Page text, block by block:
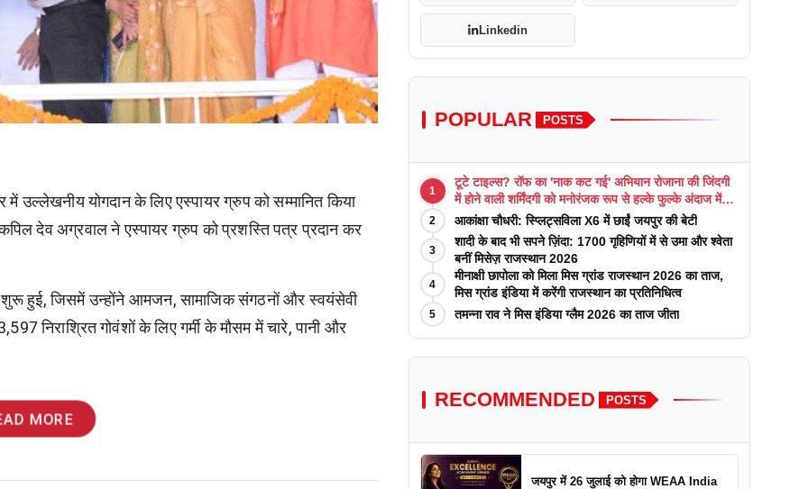
में उल्लेखनीय योगदान के लिए एस्पायर ग्रुप को सम्मानित किया
देव अग्रवाल ने एस्पायर ग्रुप को प्रशस्ति पत्र प्रदान कर
शुरू हुई,जिसमें उन्होंने आमजन,सामाजिक संगठनों और स्वयंसेवी
निराश्रित गोवंशों के लिए गर्मी के मौसम में चारे,पानी और
MORE
Linkedin
POPULAR POSTS
1
टूटे टाइल्स? रॉफ का 'नाक कट गई' अभियान रोजाना की जिंदगी
में होने वाली शर्मिंदगी को मनोरंजक रूप से हल्के फुल्के अंदाज में
याद कराता है
2 आकांक्षा चौधरी: स्प्लिट्सविला X6 में छाईं जयपुर की बेटी
3
शादी के बाद भी सपने ज़िंदा: 1700 गृहिणियों में से उमा और श्वेता
बनीं मिसेज़ राजस्थान 2026
4
मीनाक्षी छापोला को मिला मिस ग्रांड राजस्थान 2026 का ताज,
मिस ग्रांड इंडिया में करेंगी राजस्थान का प्रतिनिधित्व
5 तमन्ना राव ने मिस इंडिया ग्लैम 2026 का ताज जीता
RECOMMENDED POSTS
जयपुर में 26 जुलाई को होगा WEAA India